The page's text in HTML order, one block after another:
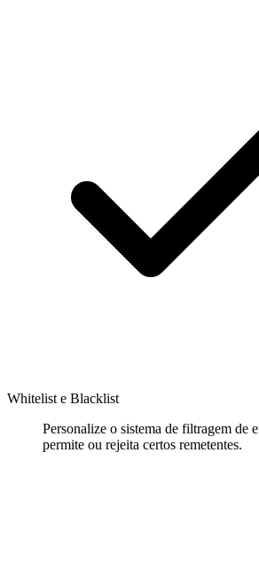
Whitelist e Blacklist
Personalize o sistema de filtragem de
permite ou rejeita certos remetentes.